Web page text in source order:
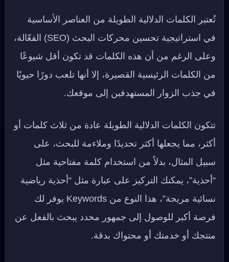
تُعتبر الكلمات الدلالية الطويلة من العناصر الأساسية
في استراتيجية تحسين محركات البحث (SEO) الفعّالة،
وعلى الرغم من أن هذه الكلمات قد تكون أقل شيوعًا
من الكلمات الرئيسية القصيرة، إلا أنها تلعب دورًا حيويًا
في جذب الزوار المستهدفين إلى موقعك.
تتكون الكلمات الدلالية الطويلة عادة من ثلاث كلمات أو
أكثر، مما يجعلها أكثر تحديدًا وملاءمة للبحث، على
سبيل المثال، بدلاً من استخدام كلمة مفتاحية مثل
“أحذية”، يمكنك التركيز على عبارة مثل “أحذية رياضية
نسائية مريحة”، هذا النوع من Keywords يوفر لك
فرصة أكبر للوصول إلى جمهور محدد يبحث بالفعل عن
منتجك أو خدمتك أو محتواك بدقة.